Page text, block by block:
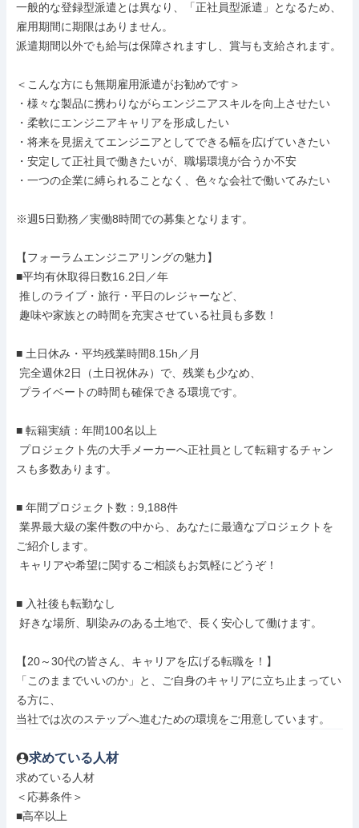
一般的な登録型派遣とは異なり、「正社員型派遣」となるため、
雇用期間に期限はありません。
派遣期間以外でも給与は保障されますし、賞与も支給されます。
＜こんな方にも無期雇用派遣がお勧めです＞
・様々な製品に携わりながらエンジニアスキルを向上させたい
・柔軟にエンジニアキャリアを形成したい
・将来を見据えてエンジニアとしてできる幅を広げていきたい
・安定して正社員で働きたいが、職場環境が合うか不安
・一つの企業に縛られることなく、色々な会社で働いてみたい
※週5日勤務／実働8時間での募集となります。
【フォーラムエンジニアリングの魅力】
■平均有休取得日数16.2日／年
■ 土日休み・平均残業時間8.15h／月
■ 転籍実績：年間100名以上
スも多数あります。
■ 年間プロジェクト数：9,188件
ご紹介します。
■ 入社後も転勤なし
【20～30代の皆さん、キャリアを広げる転職を！】
「このままでいいのか」と、ご自身のキャリアに立ち止まってい
る方に、
当社では次のステップへ進むための環境をご用意しています。
求めている人材
求めている人材
＜応募条件＞
■高卒以上